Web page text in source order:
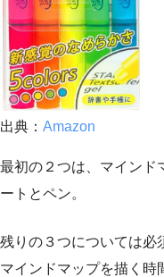
出典： Amazon
最初の２つは、マインド
ートとペン。
残りの３つについては必
マインドマップを描く時